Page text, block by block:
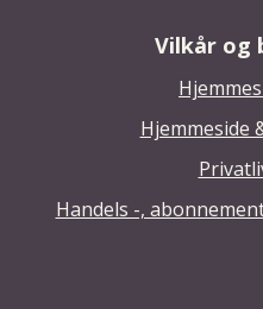
Vilkår og
Hjemmeside
Handels -,